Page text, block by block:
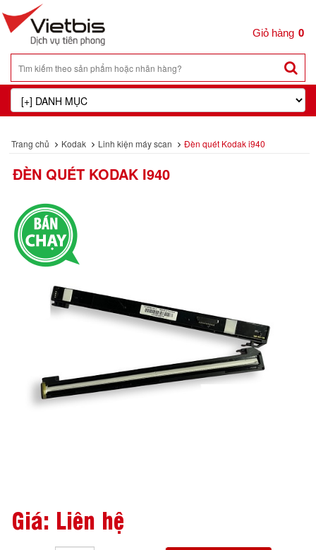
0
Trang chủ Kodak Linh kiện máy scan Đèn quét Kodak i940
ĐÈN QUÉT KODAK I940
Giá: Liên hệ